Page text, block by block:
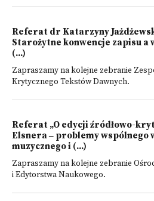
Referat dr Katarzyny
Starożytne konwencje zapisu a
(...)
Zapraszamy na kolejne zebranie
Krytycznego Tekstów Dawnych.
Referat „O edycji źródłowo-
Elsnera ‒ problemy wspólnego
muzycznego i (...)
Zapraszamy na kolejne zebranie
i Edytorstwa Naukowego.